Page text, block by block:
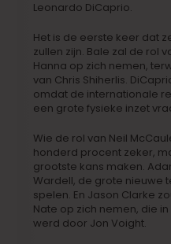
Leonardo DiCaprio.
Het is de eerste keer dat
zullen zijn. Bale zal de rol
Hanna op zich nemen,
van Chris Shiherlis.
omdat de internationale
een grote fysieke inzet
Wie de rol van Neil
honderd procent zeker,
grootste kans maken.
Wardell, de grote nieuwe
spelen. En Jason Clarke
Nate op zich nemen, die
werd door Jon Voight.